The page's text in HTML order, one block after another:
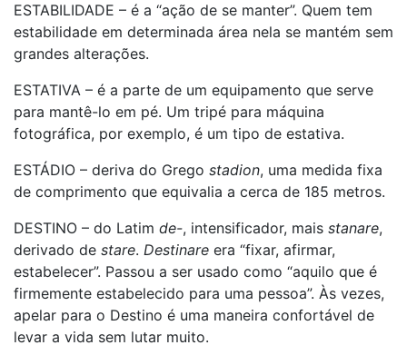
ESTABILIDADE – é a “ação de se manter”. Quem tem
estabilidade em determinada área nela se mantém sem
grandes alterações.
ESTATIVA – é a parte de um equipamento que serve
para mantê-lo em pé. Um tripé para máquina
fotográfica, por exemplo, é um tipo de estativa.
ESTÁDIO – deriva do Grego stadion, uma medida fixa
de comprimento que equivalia a cerca de 185 metros.
DESTINO – do Latim de-, intensificador, mais stanare,
derivado de stare. Destinare era “fixar, afirmar,
estabelecer”. Passou a ser usado como “aquilo que é
firmemente estabelecido para uma pessoa”. Às vezes,
apelar para o Destino é uma maneira confortável de
levar a vida sem lutar muito.